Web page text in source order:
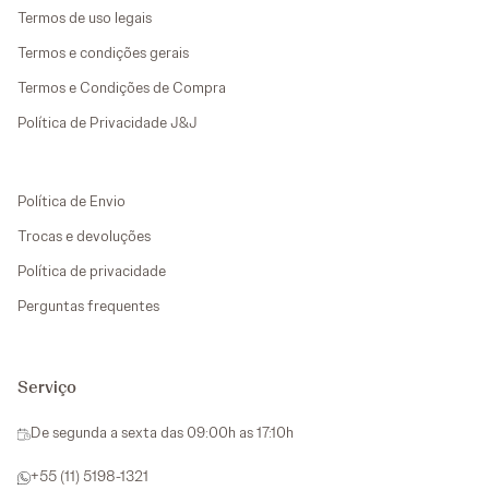
Termos de uso legais
Termos e condições gerais
Termos e Condições de Compra
Política de Privacidade J&J
Política de Envio
Trocas e devoluções
Política de privacidade
Perguntas frequentes
Serviço
De segunda a sexta das 09:00h as 17:10h
+55 (11) 5198-1321